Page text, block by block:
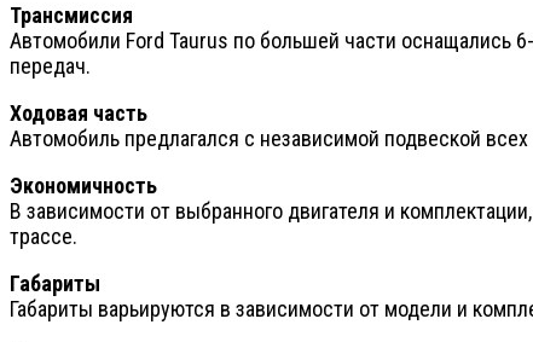
Трансмиссия
Автомобили Ford Taurus по большей части оснащались
передач.
Ходовая часть
Автомобиль предлагался с независимой подвеской
Экономичность
В зависимости от выбранного двигателя и
трассе.
Габариты
Габариты варьируются в зависимости от модели и